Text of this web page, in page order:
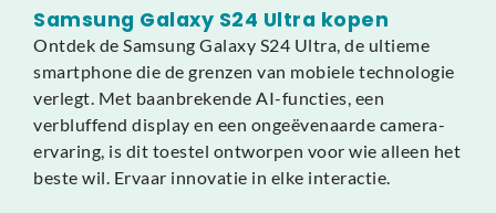
Samsung Galaxy S24 Ultra kopen
Ontdek de Samsung Galaxy S24 Ultra, de ultieme
smartphone die de grenzen van mobiele technologie
verlegt. Met baanbrekende AI-functies, een
verbluffend display en een ongeëvenaarde camera-
ervaring, is dit toestel ontworpen voor wie alleen het
beste wil. Ervaar innovatie in elke interactie.